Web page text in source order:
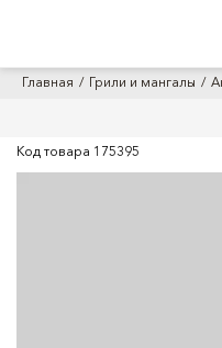
Главная Грили и мангалы
Код товара 175395